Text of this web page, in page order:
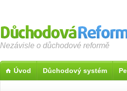
Nezávisle o důchodové reformě
Úvod Důchodový systém